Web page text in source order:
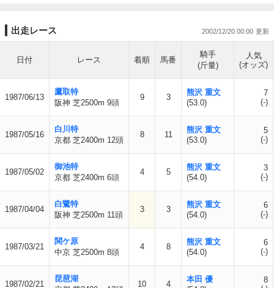
出走レース 2002/12/20 00:00
日付 レース 着順 馬番
騎手
(斤量)
人気
(オッズ)
1987/06/13
鷹取特
阪神 芝2500m 9頭
9 3
熊沢 重文
(53.0)
7
(-)
1987/05/16
白川特
京都 芝2400m 12頭
8 11
熊沢 重文
(53.0)
5
(-)
1987/05/02
御池特
京都 芝2400m 6頭
4 5
熊沢 重文
(54.0)
3
(-)
1987/04/04
白鷺特
阪神 芝2500m 11頭
3 3
熊沢 重文
(54.0)
6
(-)
1987/03/21
関ケ原
中京 芝2500m 8頭
4 8
熊沢 重文
(54.0)
6
(-)
1987/02/21
琵琶湖
10 4
本田 優
8